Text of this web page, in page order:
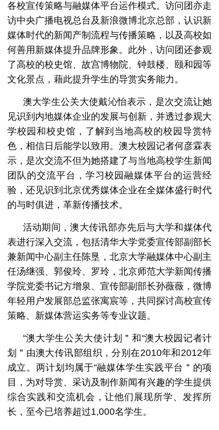
各校宣传策略与融媒体平台运作模式。访问团亦走
访中央广播电视总台及新浪微博北京总部，认识新
媒体时代的新闻产制流程与传播策略，以及高校如
何善用新媒体提升品牌形象。此外，访问团还参观
了高校的校史馆、故宫博物院、钟鼓楼、颐和园等
文化景点，藉此提升学生的导赏实务能力。
澳大学生公关大使戴沁怡表示，是次交流让她
见识到内地媒体企业的发展与创新，并透过参观大
学校园和校史馆，了解到当地高校的校园导赏特
色，相信日后能学以致用。澳大校园记者何彦霖表
示，是次交流不但为她搭建了与当地高校学生新闻
团队的交流平台，学习校园融媒体平台的运营经
验，还见识到北京优秀媒体企业在全媒体盛行时代
的与时俱进，革新传播技术。
活动期间，澳大传讯部亦先后与大学和媒体代
表进行深入交流，包括清华大学党委宣传部副部长
兼新闻中心副主任陈垦，北京大学融媒体中心副主
任汤继强、郭俊玲、罗玲，北京师范大学新闻传播
学院党委书记方增泉、宣传部副部长孙薇薇，微博
年轻用户发展部总监张寓宸等，共同探讨高校宣传
策略、新媒体营运实务等专业议题。
“澳大学生公关大使计划＂和“澳大校园记者计
划＂由澳大传讯部组织，分别在2010年和2012年
成立。两计划均属于“融媒体学生实践平台＂的项
目，为对导赏、采访及制作新闻有兴趣的学生提供
综合实践和交流机会，让他们展现所学、发挥所
长，至今已培养超过1,000名学生。